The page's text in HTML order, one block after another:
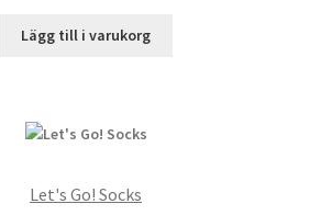
Lägg till i varukorg
Let's Go! Socks